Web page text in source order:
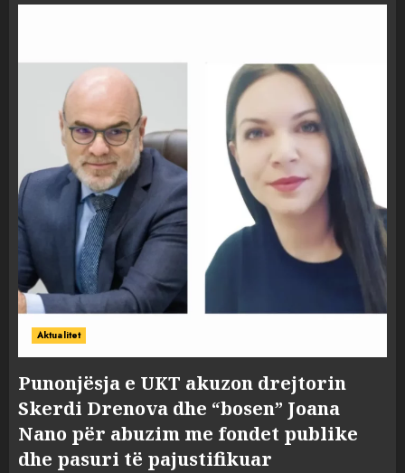
Aktualitet
Punonjësja e UKT akuzon drejtorin
Skerdi Drenova dhe “bosen” Joana
Nano për abuzim me fondet publike
dhe pasuri të pajustifikuar